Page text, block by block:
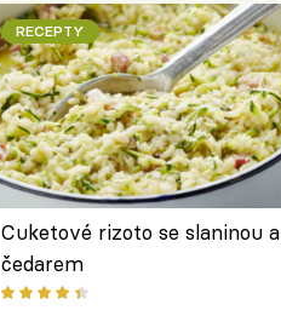
RECEPTY
Cuketové rizoto se slaninou a
čedarem